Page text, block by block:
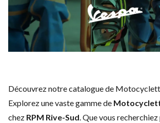
Découvrez notre catalogue de
Explorez une vaste gamme de
chez RPM Rive-Sud. Que vous